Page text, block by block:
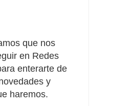
que nos
en Redes
enterarte de
y
haremos.